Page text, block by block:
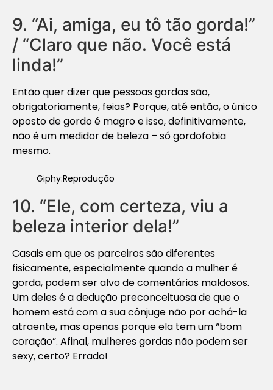
9. “Ai, amiga, eu tô tão gorda!”
/ “Claro que não. Você está
linda!”
Então quer dizer que pessoas gordas são,
obrigatoriamente, feias? Porque, até então, o único
oposto de gordo é magro e isso, definitivamente,
não é um medidor de beleza – só gordofobia
mesmo.
Giphy:Reprodução
10. “Ele, com certeza, viu a
beleza interior dela!”
Casais em que os parceiros são diferentes
fisicamente, especialmente quando a mulher é
gorda, podem ser alvo de comentários maldosos.
Um deles é a dedução preconceituosa de que o
homem está com a sua cônjuge não por achá-la
atraente, mas apenas porque ela tem um “bom
coração”. Afinal, mulheres gordas não podem ser
sexy, certo? Errado!